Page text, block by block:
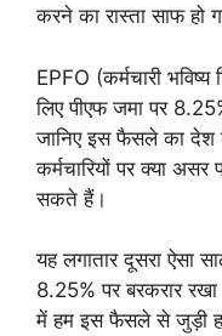
करने का रास्ता साफ हो
EPFO (कर्मचारी
लिए पीएफ जमा पर
जानिए इस फैसले का देश
कर्मचारियों पर क्या
सकते हैं।
यह लगातार दूसरा ऐसा
8.25% पर बरकरार
में हम इस फैसले से जुड़ी